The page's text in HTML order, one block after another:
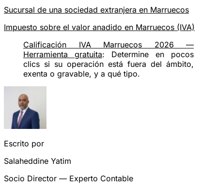
Sucursal de una sociedad extranjera en Marruecos
Impuesto sobre el valor anadido en Marruecos (IVA)
Calificación IVA Marruecos 2026 —
Herramienta gratuita: Determine en pocos
clics si su operación está fuera del ámbito,
exenta o gravable, y a qué tipo.
Escrito por
Salaheddine Yatim
Socio Director — Experto Contable